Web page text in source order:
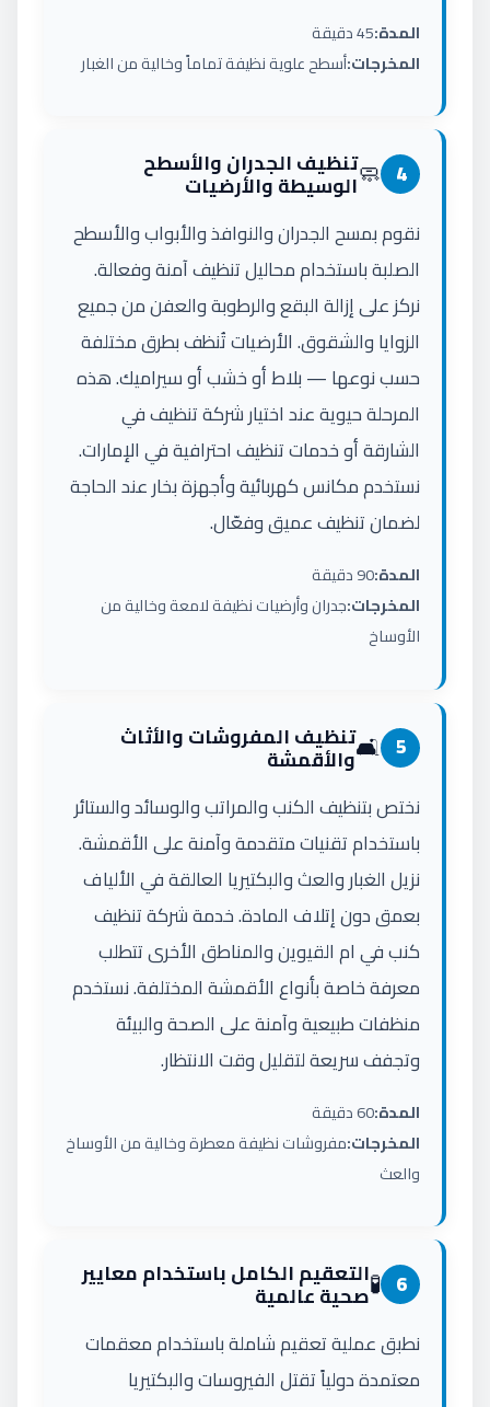
المدة:45 دقيقة
المخرجات:أسطح علوية نظيفة تماماً وخالية من الغبار
4
🧼تنظيف الجدران والأسطح
الوسيطة والأرضيات
نقوم بمسح الجدران والنوافذ والأبواب والأسطح
الصلبة باستخدام محاليل تنظيف آمنة وفعالة.
نركز على إزالة البقع والرطوبة والعفن من جميع
الزوايا والشقوق. الأرضيات تُنظف بطرق مختلفة
حسب نوعها — بلاط أو خشب أو سيراميك. هذه
المرحلة حيوية عند اختيار شركة تنظيف في
الشارقة أو خدمات تنظيف احترافية في الإمارات.
نستخدم مكانس كهربائية وأجهزة بخار عند الحاجة
لضمان تنظيف عميق وفعّال.
المدة:90 دقيقة
المخرجات:جدران وأرضيات نظيفة لامعة وخالية من
الأوساخ
5
🛋️تنظيف المفروشات والأثاث
والأقمشة
نختص بتنظيف الكنب والمراتب والوسائد والستائر
باستخدام تقنيات متقدمة وآمنة على الأقمشة.
نزيل الغبار والعث والبكتيريا العالقة في الألياف
بعمق دون إتلاف المادة. خدمة شركة تنظيف
كنب في ام القيوين والمناطق الأخرى تتطلب
معرفة خاصة بأنواع الأقمشة المختلفة. نستخدم
منظفات طبيعية وآمنة على الصحة والبيئة
وتجفف سريعة لتقليل وقت الانتظار.
المدة:60 دقيقة
المخرجات:مفروشات نظيفة معطرة وخالية من الأوساخ
والعث
6
🧪التعقيم الكامل باستخدام معايير
صحية عالمية
نطبق عملية تعقيم شاملة باستخدام معقمات
معتمدة دولياً تقتل الفيروسات والبكتيريا